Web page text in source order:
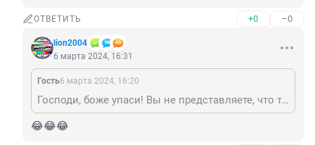
ОТВЕТИТЬ +0 –0
lion2004
6 марта 2024, 16:31
Гость6 марта 2024, 16:20
Господи, боже упаси! Вы не представляете, что такое жить на 1 этаже, а твой бывший пытается вернуться и ломится, перед этим обязательно накидавшись!!!
😂😂😂